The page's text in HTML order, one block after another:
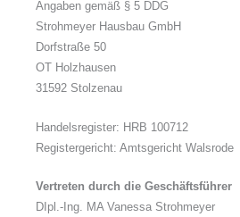
Angaben gemäß § 5 DDG
Strohmeyer Hausbau GmbH
Dorfstraße 50
OT Holzhausen
31592 Stolzenau
Handelsregister: HRB 100712
Registergericht: Amtsgericht Walsrode
Vertreten durch die Geschäftsführer
DIpl.-Ing. MA Vanessa Strohmeyer